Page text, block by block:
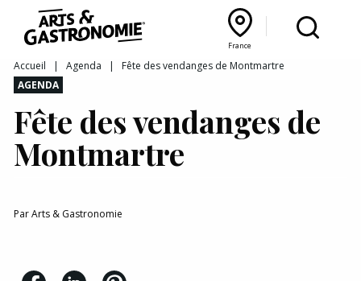
France
Recettes
Reportages
Actualités
Interviews
Bourgogne Franche‑Comté
France
Lyon Rhône‑Alpes
Accueil | Agenda | Fête des vendanges de Montmartre
AGENDA
Fête des vendanges de
Montmartre
ParArts & Gastronomie